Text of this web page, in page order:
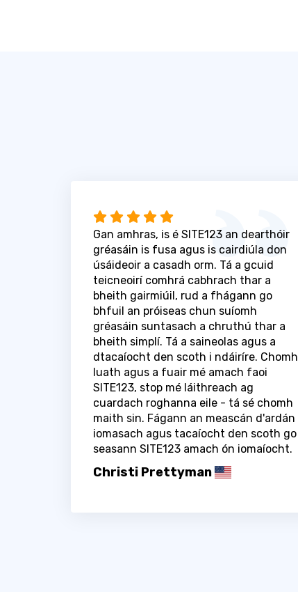
Gan amhras, is é SITE123 an dearthóir
gréasáin is fusa agus is cairdiúla don
úsáideoir a casadh orm. Tá a gcuid
teicneoirí comhrá cabhrach thar a
bheith gairmiúil, rud a fhágann go
bhfuil an próiseas chun suíomh
gréasáin suntasach a chruthú thar a
bheith simplí. Tá a saineolas agus a
dtacaíocht den scoth i ndáiríre. Chomh
luath agus a fuair mé amach faoi
SITE123, stop mé láithreach ag
cuardach roghanna eile - tá sé chomh
maith sin. Fágann an meascán d'ardán
iomasach agus tacaíocht den scoth go
seasann SITE123 amach ón iomaíocht.
Christi Prettyman